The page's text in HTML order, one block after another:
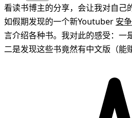
看读书博主的分享，会让我对自己
如假期发现的一个新Youtuber 安
言介绍各种书。我对此的感受：一
二是发现这些书竟然有中文版（能